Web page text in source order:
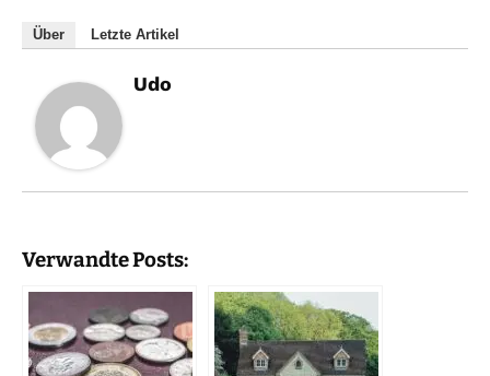
Über Letzte Artikel
Udo
Verwandte Posts: